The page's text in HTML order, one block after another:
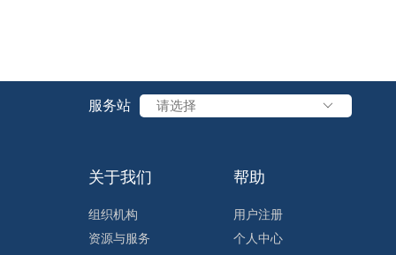
服务站 请选择
关于我们
组织机构
资源与服务
帮助
用户注册
个人中心